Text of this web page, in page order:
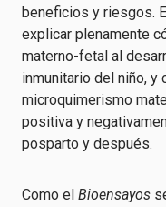
beneficios y riesgos.
explicar plenamente
materno-fetal al
inmunitario del niño, y
microquimerismo
positiva y
posparto y después.
Como el Bioensayos